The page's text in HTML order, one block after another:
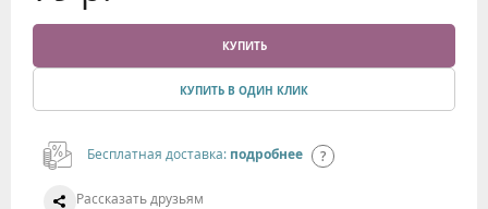
КУПИТЬ
КУПИТЬ В ОДИН КЛИК
Бесплатная доставка: подробнее
Рассказать друзьям